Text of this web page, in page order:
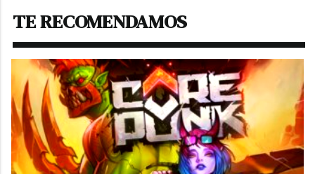
TE RECOMENDAMOS